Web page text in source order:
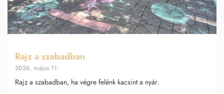
Rajz a szabadban
2026. május 11.
Rajz a szabadban, ha végre felénk kacsint a nyár.